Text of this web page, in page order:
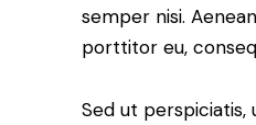
semper nisi.
porttitor eu,
Sed ut